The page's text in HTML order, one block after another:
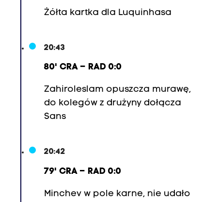
Żółta kartka dla Luquinhasa
20:43
80' CRA – RAD 0:0
Zahiroleslam opuszcza murawę,
do kolegów z drużyny dołącza
Sans
20:42
79' CRA – RAD 0:0
Minchev w pole karne, nie udało